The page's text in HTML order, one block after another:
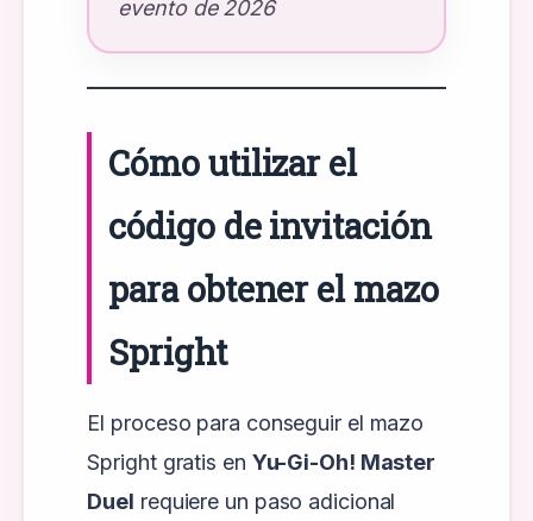
evento de 2026
Cómo utilizar el
código de invitación
para obtener el mazo
Spright
El proceso para conseguir el mazo
Spright gratis en Yu-Gi-Oh! Master
Duel requiere un paso adicional